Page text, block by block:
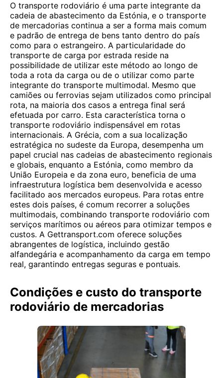
O transporte rodoviário é uma parte integrante da
cadeia de abastecimento da Estónia, e o transporte
de mercadorias continua a ser a forma mais comum
e padrão de entrega de bens tanto dentro do país
como para o estrangeiro. A particularidade do
transporte de carga por estrada reside na
possibilidade de utilizar este método ao longo de
toda a rota da carga ou de o utilizar como parte
integrante do transporte multimodal. Mesmo que
camiões ou ferrovias sejam utilizados como principal
rota, na maioria dos casos a entrega final será
efetuada por carro. Esta característica torna o
transporte rodoviário indispensável em rotas
internacionais. A Grécia, com a sua localização
estratégica no sudeste da Europa, desempenha um
papel crucial nas cadeias de abastecimento regionais
e globais, enquanto a Estónia, como membro da
União Europeia e da zona euro, beneficia de uma
infraestrutura logística bem desenvolvida e acesso
facilitado aos mercados europeus. Para rotas entre
estes dois países, é comum recorrer a soluções
multimodais, combinando transporte rodoviário com
serviços marítimos ou aéreos para otimizar tempos e
custos. A Gettransport.com oferece soluções
abrangentes de logística, incluindo gestão
alfandegária e acompanhamento da carga em tempo
real, garantindo entregas seguras e pontuais.
Condições e custo do transporte
rodoviário de mercadorias